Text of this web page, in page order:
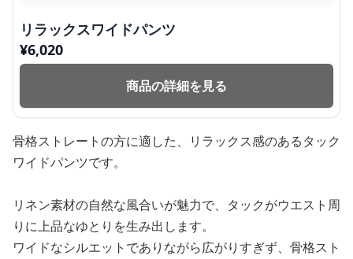
リラックスワイドパンツ
¥6,020
商品の詳細を見る
骨格ストレートの方に適した、リラックス感のあるタック
ワイドパンツです。
リネン素材の自然な風合いが魅力で、タックがウエスト周
りに上品なゆとりを生み出します。
ワイドなシルエットでありながら広がりすぎず、骨格スト